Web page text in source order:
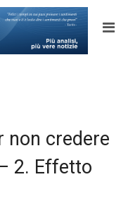
non credere
2. Effetto